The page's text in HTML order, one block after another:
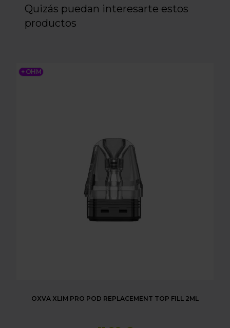
Quizás puedan interesarte estos
productos
+ OHM
OXVA XLIM PRO POD REPLACEMENT TOP FILL
OXVA XLIM PRO POD REPLACEMENT TOP FILL 2ML